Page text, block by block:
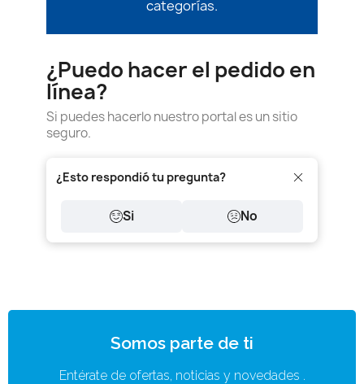
categorías.
¿Puedo hacer el pedido en
línea?
Si puedes hacerlo nuestro portal es un sitio
seguro.
¿Esto respondió tu pregunta?
Si No
Somos parte de ti
Entérate de ofertas, noticias y novedades .